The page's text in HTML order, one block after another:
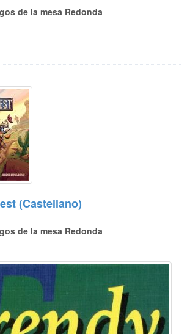
de la mesa Redonda
(Castellano)
de la mesa Redonda